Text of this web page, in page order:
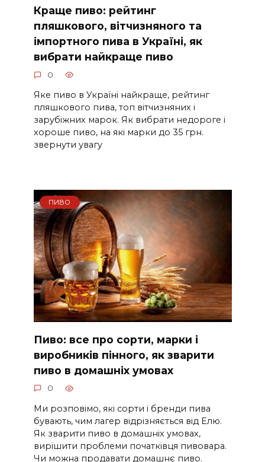
Краще пиво: рейтинг
пляшкового, вітчизняного та
імпортного пива в Україні, як
вибрати найкраще пиво
0
Яке пиво в Україні найкраще, рейтинг
пляшкового пива, топ вітчизняних і
зарубіжних марок. Як вибрати недороге і
хороше пиво, на які марки до 35 грн.
звернути увагу
ПИВО
Пиво: все про сорти, марки і
виробників пінного, як зварити
пиво в домашніх умовах
0
Ми розповімо, які сорти і бренди пива
бувають, чим лагер відрізняється від Елю.
Як зварити пиво в домашніх умовах,
вирішити проблеми початківця пивовара.
Чи можна продавати домашнє пиво.